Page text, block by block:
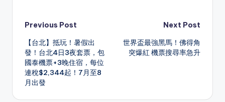
a
ts
A
p
p
e
a
d
s
h
a
t
e
n
e
b
gr
a
ai
l
ar
e
Post
navigation
Previous Post
【台北】抵玩！暑假出
發！台北4日3夜套票，包
國泰機票+3晚住宿，每位
連稅$2,344起！7月至8
月出發
Next Post
世界盃最強黑馬！佛得角
突爆紅 機票搜尋率急升